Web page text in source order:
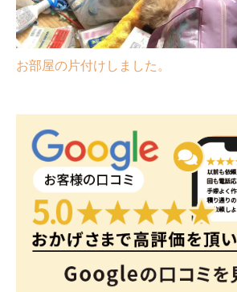
お部屋の片付けしました。